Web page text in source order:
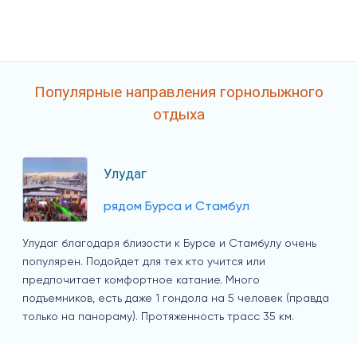
Популярные направления горнолыжного
отдыха
Улудаг
рядом Бурса и Стамбул
Улудаг благодаря близости к Бурсе и Стамбулу очень
популярен. Подойдет для тех кто учится или
предпочитает комфортное катание. Много
подъемников, есть даже 1 гондола на 5 человек (правда
только на панораму). Протяженность трасс 35 км.